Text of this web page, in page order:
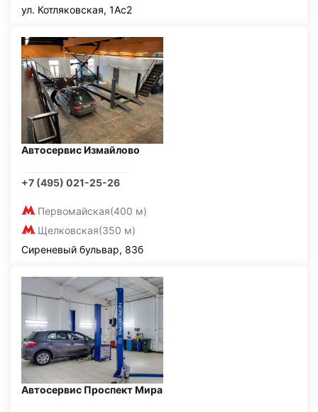
ул. Котляковская, 1Ас2
Автосервис Измайлово
+7 (495) 021-25-26
Первомайская(400 м)
Щелковская(350 м)
Сиреневый бульвар, 83б
Автосервис Проспект Мира